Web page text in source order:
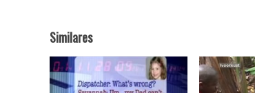
Similares